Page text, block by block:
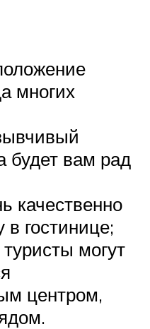
многих
будет вам рад
качественно
в гостинице;
могут
центром,